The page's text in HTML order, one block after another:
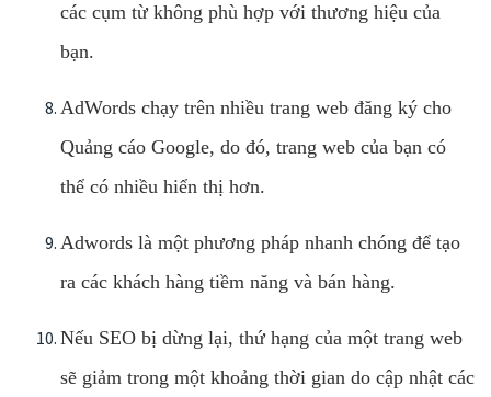
các cụm từ không phù hợp với thương hiệu của
bạn.
AdWords chạy trên nhiều trang web đăng ký cho
Quảng cáo Google, do đó, trang web của bạn có
thể có nhiều hiển thị hơn.
Adwords là một phương pháp nhanh chóng để tạo
ra các khách hàng tiềm năng và bán hàng.
Nếu SEO bị dừng lại, thứ hạng của một trang web
sẽ giảm trong một khoảng thời gian do cập nhật các